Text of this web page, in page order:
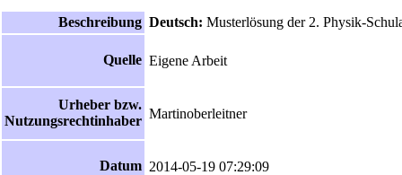
Beschreibung Deutsch: Musterlösung der 2. Physik-
Quelle Eigene Arbeit
Urheber bzw.
Nutzungsrechtinhaber Martinoberleitner
Datum 2014-05-19 07:29:09